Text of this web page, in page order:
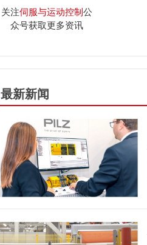
关注伺服与运动控制公
众号获取更多资讯
最新新闻